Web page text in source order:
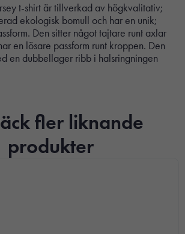
t-shirt är tillverkad av högkvalitativ;
ekologisk bomull och har en unik;
Den sitter något tajtare runt axlar
en lösare passform runt kroppen. Den
en dubbellager ribb i halsringningen
fler liknande
produkter